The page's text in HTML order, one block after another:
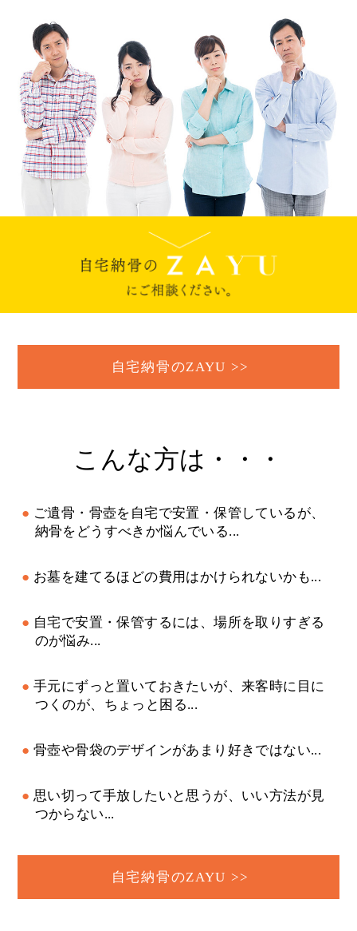
自宅納骨のZAYU >>
こんな方は・・・
ご遺骨・骨壺を自宅で安置・保管しているが、
納骨をどうすべきか悩んでいる...
お墓を建てるほどの費用はかけられないかも...
自宅で安置・保管するには、場所を取りすぎる
のが悩み...
手元にずっと置いておきたいが、来客時に目に
つくのが、ちょっと困る...
骨壺や骨袋のデザインがあまり好きではない...
思い切って手放したいと思うが、いい方法が見
つからない...
自宅納骨のZAYU >>